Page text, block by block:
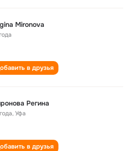
Mironova
в друзья
Регина
,Уфа
в друзья